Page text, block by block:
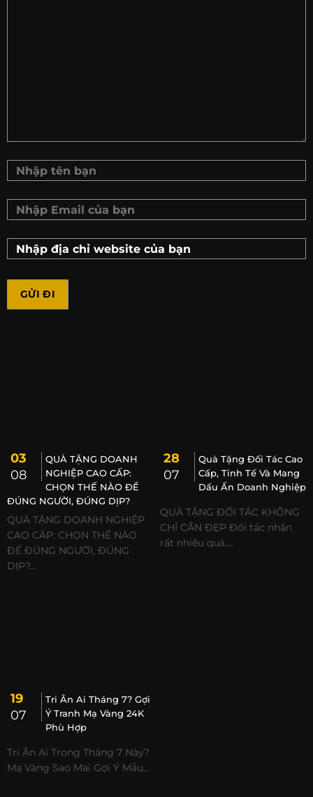
03
08
QUÀ TẶNG DOANH
NGHIỆP CAO CẤP:
CHỌN THẾ NÀO ĐỂ
ĐÚNG NGƯỜI, ĐÚNG DỊP?
QUÀ TẶNG DOANH NGHIỆP
CAO CẤP: CHỌN THẾ NÀO
ĐỂ ĐÚNG NGƯỜI, ĐÚNG
DỊP?...
28
07
Quà Tặng Đối Tác Cao
Cấp, Tinh Tế Và Mang
Dấu Ấn Doanh Nghiệp
QUÀ TẶNG ĐỐI TÁC KHÔNG
CHỈ CẦN ĐẸP Đối tác nhận
rất nhiều quà....
19
07
Tri Ân Ai Tháng 7? Gợi
Ý Tranh Mạ Vàng 24K
Phù Hợp
Tri Ân Ai Trong Tháng 7 Này?
Mạ Vàng Sao Mai Gợi Ý Mẫu...